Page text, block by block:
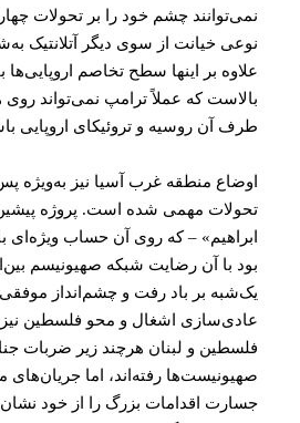
نمی‌توانند چشم خود را بر تحولات
نوعی خیانت از سوی دیگر
علاوه بر اینها سطح تخاصم اروپایی‌ها
بالاست که عملاً ترامپ نمی‌تواند روی
طرف آن روسیه و تروئیکای اروپایی
تحولات مهمی شده است. پروژه
ابراهیم» – که روی آن حساب ویژه‌ای
بود با آن رضایت شبکه صهیونیسم
یک‌شبه بر باد رفت و چشم‌انداز موفقی
عادی‌سازی اشغال و محو فلسطین
فلسطین و لبنان هرچند زیر ضربات
صهیونیست‌ها رفته‌اند، اما
جسارت اقدامات بزرگ را از خود نشان